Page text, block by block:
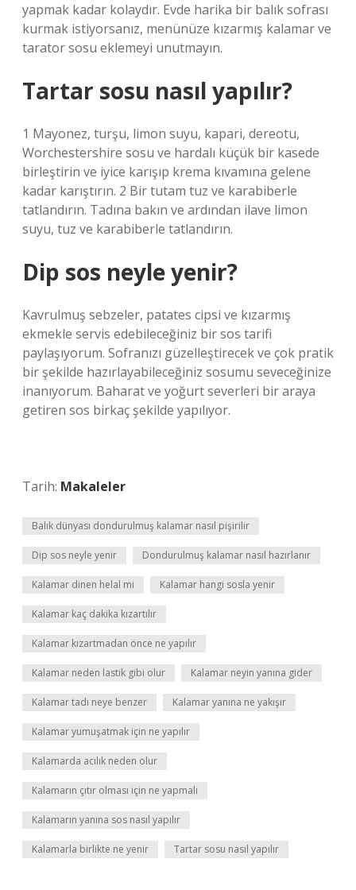
yapmak kadar kolaydır. Evde harika bir balık sofrası
kurmak istiyorsanız, menünüze kızarmış kalamar ve
tarator sosu eklemeyi unutmayın.
Tartar sosu nasıl yapılır?
1 Mayonez, turşu, limon suyu, kapari, dereotu,
Worchestershire sosu ve hardalı küçük bir kasede
birleştirin ve iyice karışıp krema kıvamına gelene
kadar karıştırın. 2 Bir tutam tuz ve karabiberle
tatlandırın. Tadına bakın ve ardından ilave limon
suyu, tuz ve karabiberle tatlandırın.
Dip sos neyle yenir?
Kavrulmuş sebzeler, patates cipsi ve kızarmış
ekmekle servis edebileceğiniz bir sos tarifi
paylaşıyorum. Sofranızı güzelleştirecek ve çok pratik
bir şekilde hazırlayabileceğiniz sosumu seveceğinize
inanıyorum. Baharat ve yoğurt severleri bir araya
getiren sos birkaç şekilde yapılıyor.
Tarih: Makaleler
Balık dünyası dondurulmuş kalamar nasıl pişirilir
Dip sos neyle yenir Dondurulmuş kalamar nasıl hazırlanır
Kalamar dinen helal mi Kalamar hangi sosla yenir
Kalamar kaç dakika kızartılır
Kalamar kızartmadan önce ne yapılır
Kalamar neden lastik gibi olur Kalamar neyin yanına gider
Kalamar tadı neye benzer Kalamar yanına ne yakışır
Kalamar yumuşatmak için ne yapılır
Kalamarda acılık neden olur
Kalamarın çıtır olması için ne yapmalı
Kalamarın yanına sos nasıl yapılır
Kalamarla birlikte ne yenir Tartar sosu nasıl yapılır